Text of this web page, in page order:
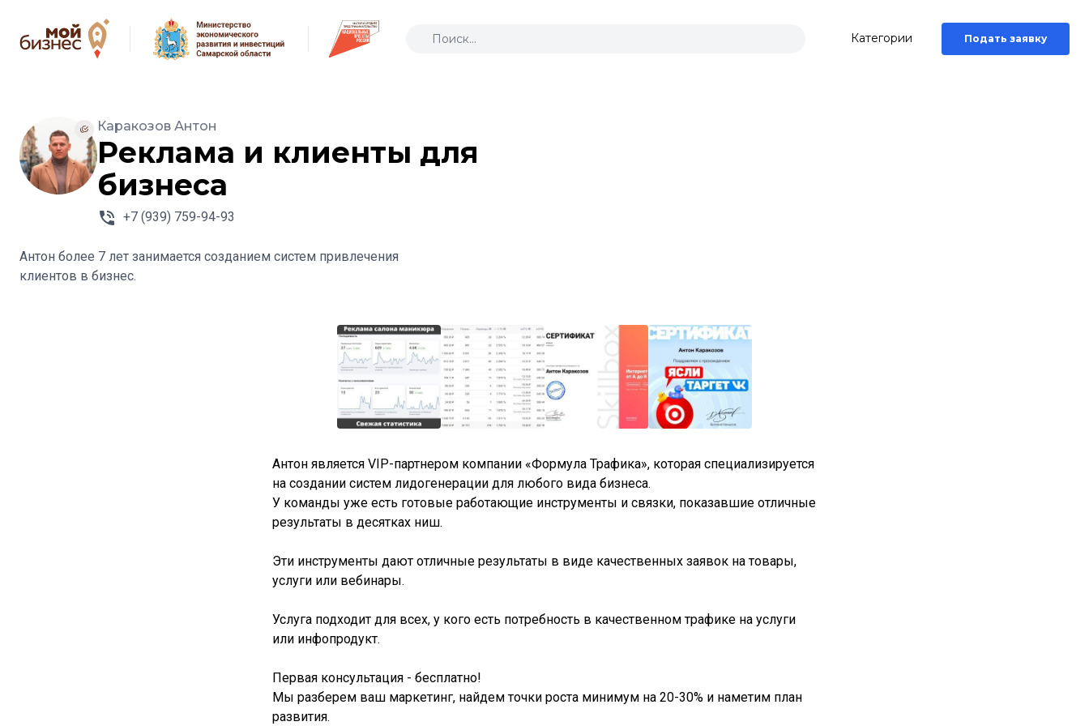
Категории Подать заявку
Каракозов Антон
Реклама и клиенты для
бизнеса
+7 (939) 759-94-93
Антон более 7 лет занимается созданием систем привлечения
клиентов в бизнес.
Антон является VIP-партнером компании «Формула Трафика», которая специализируется
на создании систем лидогенерации для любого вида бизнеса.
У команды уже есть готовые работающие инструменты и связки, показавшие отличные
результаты в десятках ниш.
Эти инструменты дают отличные результаты в виде качественных заявок на товары,
услуги или вебинары.
Услуга подходит для всех, у кого есть потребность в качественном трафике на услуги
или инфопродукт.
Первая консультация - бесплатно!
Мы разберем ваш маркетинг, найдем точки роста минимум на 20-30% и наметим план
развития.